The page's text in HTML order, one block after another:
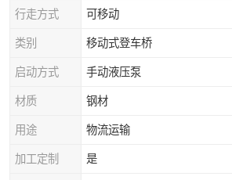
行走方式 可移动
类别 移动式登车桥
启动方式 手动液压泵
材质 钢材
用途 物流运输
加工定制 是